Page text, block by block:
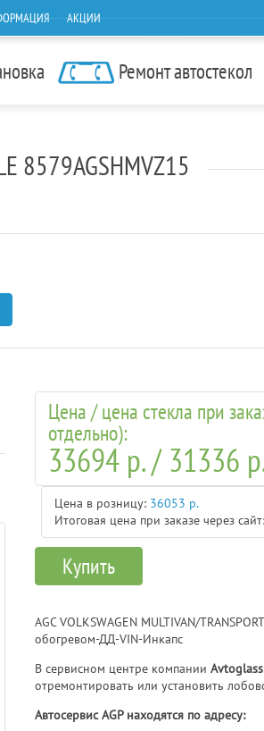
АКЦИИ
Ремонт автостекол
8579AGSHMVZ15
Цена / цена стекла при
отдельно):
33694 р. / 31336
Цена в розницу: 36053 р.
Итоговая цена при заказе через сайт:
Купить
AGC VOLKSWAGEN MULTIVAN/
обогревом-ДД-VIN-Инкапс
В сервисном центре компании
отремонтировать или установить
Автосервис AGP находятся по адресу: